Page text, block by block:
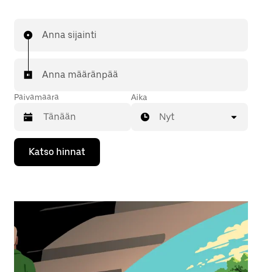
Anna sijainti
Anna määränpää
Päivämäärä
Valitse
päivämäärä
kalenterissa
Esc-
painikkeella.
Aika
Nyt
Katso hinnat